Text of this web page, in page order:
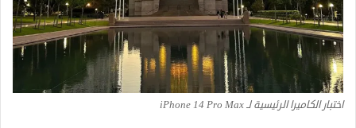
اختبار الكاميرا الرئيسية لـ iPhone 14 Pro Max